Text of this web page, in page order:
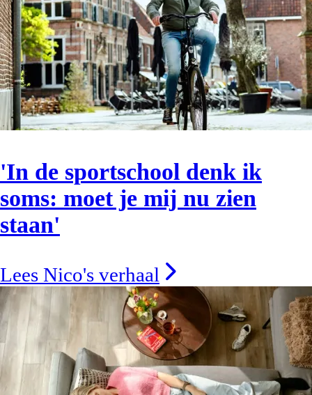
'In de sportschool denk ik
soms: moet je mij nu zien
staan'
Lees Nico's verhaal